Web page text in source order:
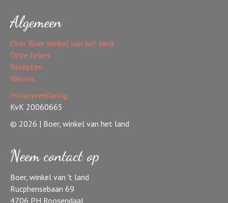
Algemeen
Over Boer winkel van het land
Onze telers
Recepten
Nieuws
Privacyverklaring
KvK 20060665
© 2026 | Boer, winkel van het land
Neem contact op
Boer, winkel van 't land
Rucphensebaan 69
4706 PH Roosendaal